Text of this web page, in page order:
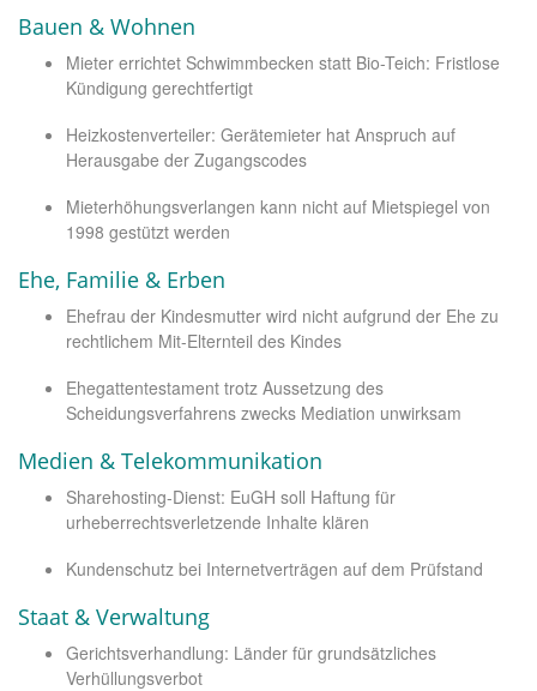
Bauen & Wohnen
Mieter errichtet Schwimmbecken statt Bio-Teich: Fristlose
Kündigung gerechtfertigt
Heizkostenverteiler: Gerätemieter hat Anspruch auf
Herausgabe der Zugangscodes
Mieterhöhungsverlangen kann nicht auf Mietspiegel von
1998 gestützt werden
Ehe, Familie & Erben
Ehefrau der Kindesmutter wird nicht aufgrund der Ehe zu
rechtlichem Mit-Elternteil des Kindes
Ehegattentestament trotz Aussetzung des
Scheidungsverfahrens zwecks Mediation unwirksam
Medien & Telekommunikation
Sharehosting-Dienst: EuGH soll Haftung für
urheberrechtsverletzende Inhalte klären
Kundenschutz bei Internetverträgen auf dem Prüfstand
Staat & Verwaltung
Gerichtsverhandlung: Länder für grundsätzliches
Verhüllungsverbot